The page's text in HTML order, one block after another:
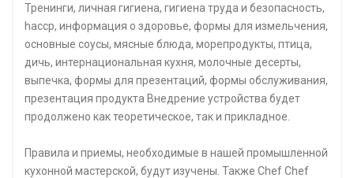
Тренинги, личная гигиена, гигиена труда и безопасность,
haccp, информация о здоровье, формы для измельчения,
основные соусы, мясные блюда, морепродукты, птица,
дичь, интернациональная кухня, молочные десерты,
выпечка, формы для презентаций, формы обслуживания,
презентация продукта Внедрение устройства будет
продолжено как теоретическое, так и прикладное.
Правила и приемы, необходимые в нашей промышленной
кухонной мастерской, будут изучены. Также Chef Chef